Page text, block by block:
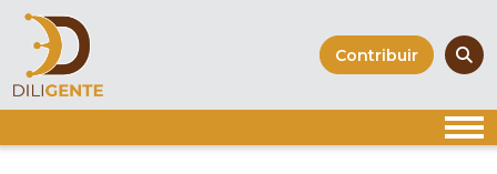
Skip
content
Contribuir